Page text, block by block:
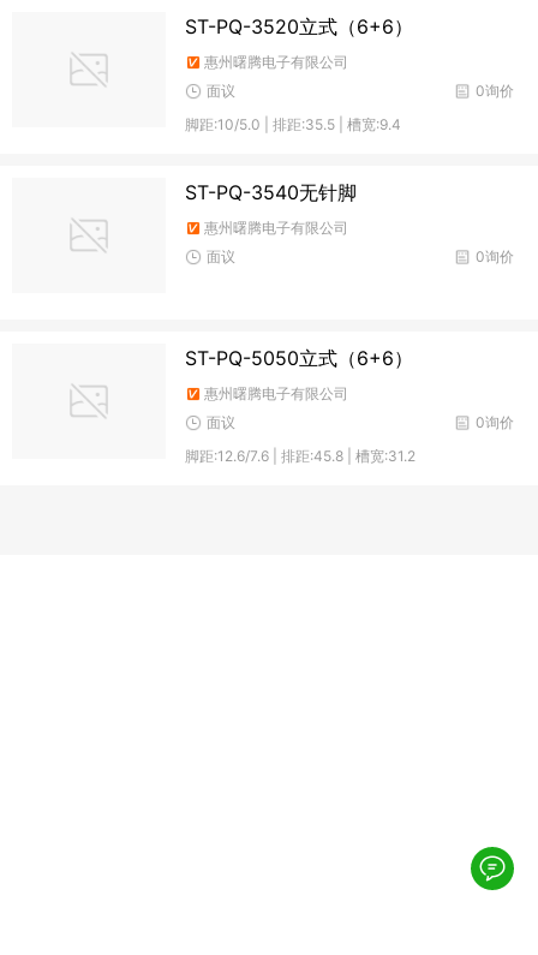
ST-PQ-3520立式（6+6）
惠州曙腾电子有限公司
0询价
面议
脚距:10/5.0 | 排距:35.5 | 槽宽:9.4
ST-PQ-3540无针脚
惠州曙腾电子有限公司
0询价
面议
ST-PQ-5050立式（6+6）
惠州曙腾电子有限公司
0询价
面议
脚距:12.6/7.6 | 排距:45.8 | 槽宽:31.2